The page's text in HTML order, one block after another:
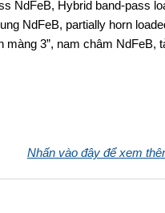
NdFeB, Hybrid band-pass
NdFeB, partially horn
màng 3”, nam châm NdFeB,
Nhấn vào đây để xem